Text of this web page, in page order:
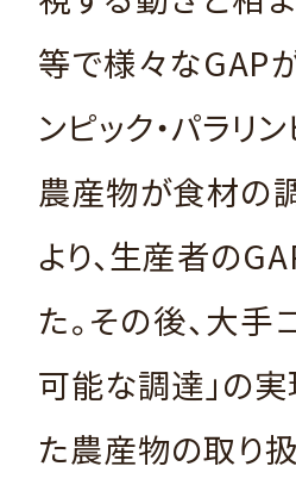
等で様々なGAP
ンピック・パラリ
農産物が食材の
より、生産者の
た。その後、大
可能な調達」の
た農産物の取り